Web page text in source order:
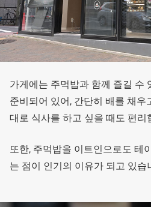
가게에는 주먹밥과 함께 즐길 수
준비되어 있어, 간단히 배를 채우
대로 식사를 하고 싶을 때도 편리
또한, 주먹밥을 이트인으로도 테
는 점이 인기의 이유가 되고 있습